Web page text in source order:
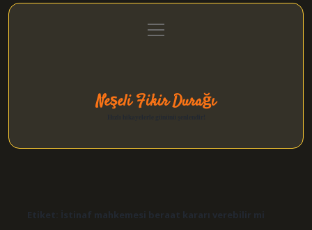
Gizlilik Politikası
menüyü
aç
Neşeli Fikir Durağı
Etiket: İstinaf mahkemesi beraat kararı verebilir mi